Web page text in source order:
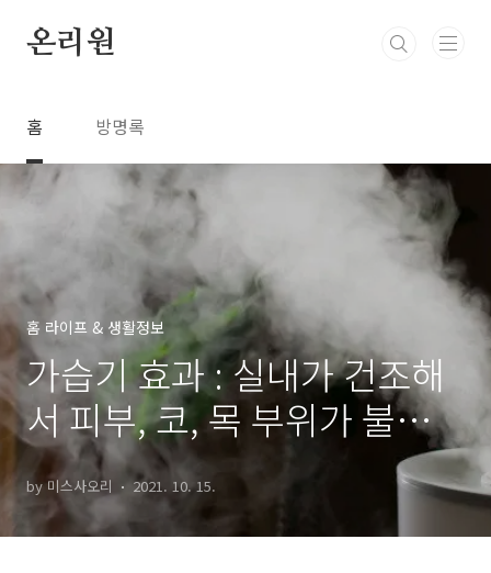
온리원
홈 방명록
홈 라이프 & 생활정보
가습기 효과 : 실내가 건조해
서 피부, 코, 목 부위가 불편하
면 가습기 추천
by 미스사오리 2021. 10. 15.